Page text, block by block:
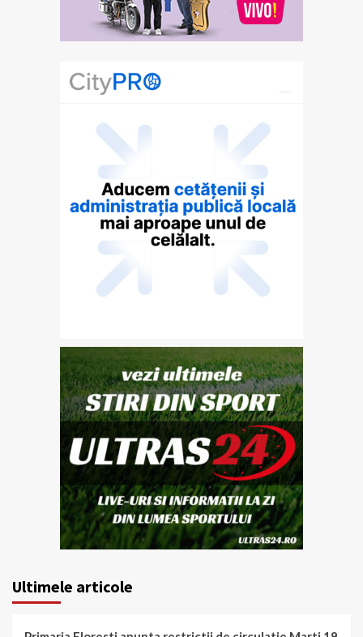
Ultimele articole